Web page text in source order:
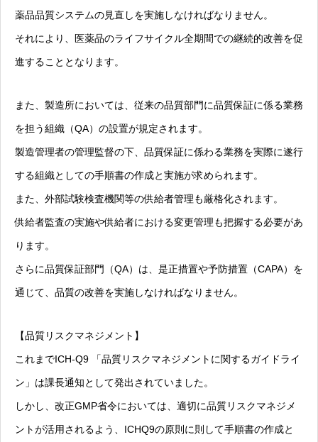
薬品品質システムの見直しを実施しなければなりません。
それにより、医薬品のライフサイクル全期間での継続的改善を促
進することとなります。
また、製造所においては、従来の品質部門に品質保証に係る業務
を担う組織（QA）の設置が規定されます。
製造管理者の管理監督の下、品質保証に係わる業務を実際に遂行
する組織としての手順書の作成と実施が求められます。
また、外部試験検査機関等の供給者管理も厳格化されます。
供給者監査の実施や供給者における変更管理も把握する必要があ
ります。
さらに品質保証部門（QA）は、是正措置や予防措置（CAPA）を
通じて、品質の改善を実施しなければなりません。
【品質リスクマネジメント】
これまでICH-Q9 「品質リスクマネジメントに関するガイドライ
ン」は課長通知として発出されていました。
しかし、改正GMP省令においては、適切に品質リスクマネジメ
ントが活用されるよう、ICHQ9の原則に則して手順書の作成と